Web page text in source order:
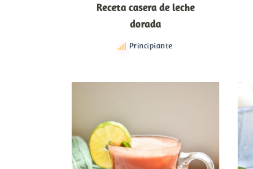
Receta casera de leche
dorada
Principiante